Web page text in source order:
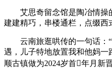
艾思奇留念馆是陶冶情操的
建建精巧，串楼通栏，点缀西
云南旅逛哄传的一句话：“
遇，儿子特地放置我和他妈
顺古镇做为2024岁首年月新